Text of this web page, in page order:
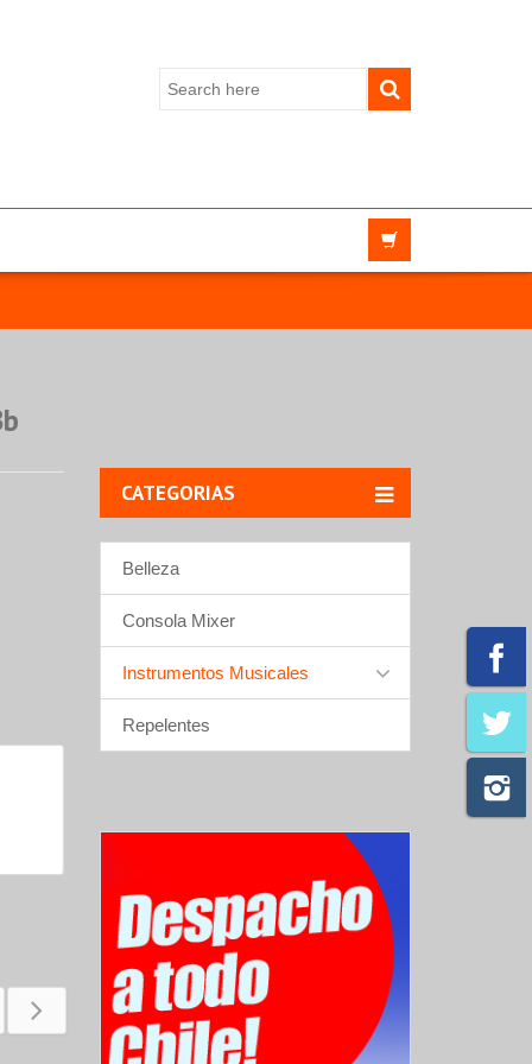
CATEGORIAS
Belleza
Consola Mixer
Instrumentos Musicales
Repelentes